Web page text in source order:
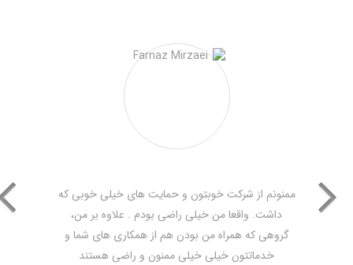
ممنونم از شرکت خوبتون و حمایت های خیلی خوبی که
داشت. واقعا من خیلی راضی بودم . علاوه بر من،
گروهی که همراه من بودن هم از همکاری های شما و
خدماتتون خیلی خیلی ممنون و راضی هستند